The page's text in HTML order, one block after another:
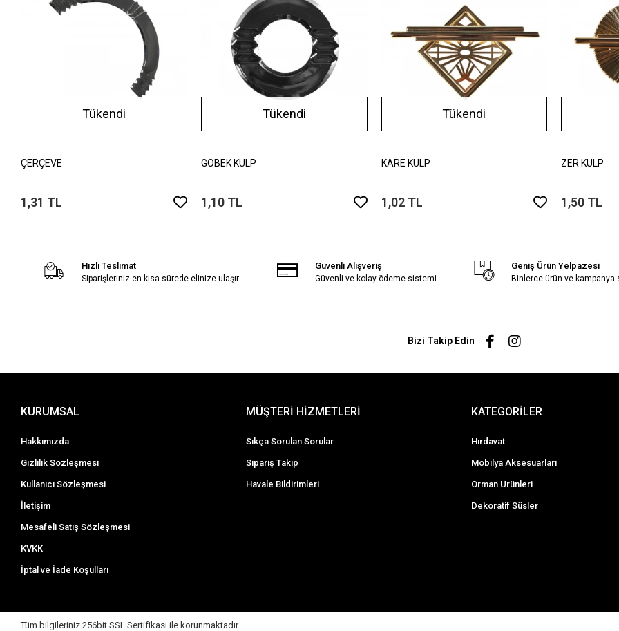
Tükendi
ÇERÇEVE
1,31 TL
Tükendi
GÖBEK KULP
1,10 TL
Tükendi
KARE KULP
1,02 TL
ZER KULP
1,50 TL
Hızlı Teslimat
Siparişleriniz en kısa sürede elinize ulaşır.
Güvenli Alışveriş
Güvenli ve kolay ödeme sistemi
Geniş Ürün Yelpazesi
Binlerce ürün ve kampanya
Bizi Takip Edin
KURUMSAL
Hakkımızda
Gizlilik Sözleşmesi
Kullanıcı Sözleşmesi
İletişim
Mesafeli Satış Sözleşmesi
KVKK
İptal ve İade Koşulları
MÜŞTERİ HİZMETLERİ
Sıkça Sorulan Sorular
Sipariş Takip
Havale Bildirimleri
KATEGORİLER
Hırdavat
Mobilya Aksesuarları
Orman Ürünleri
Dekoratif Süsler
Tüm bilgileriniz 256bit SSL Sertifikası ile korunmaktadır.